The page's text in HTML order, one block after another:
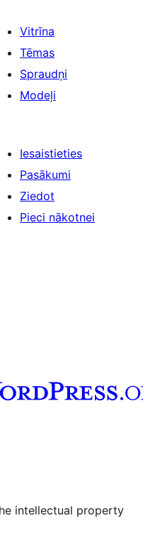
Vitrīna
Tēmas
Spraudņi
Modeļi
Iesaistieties
Pasākumi
Ziedot
Pieci nākotnei
Tumblr kontu
intellectual property